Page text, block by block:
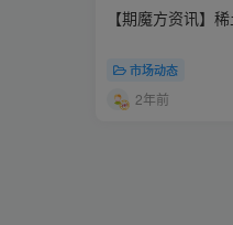
【期魔方资讯】
市场动态
2年前